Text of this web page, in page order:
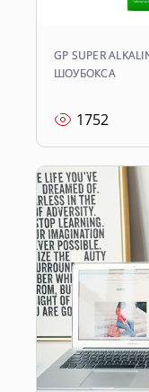
GP SUPER
ШОУБОКСА
1752